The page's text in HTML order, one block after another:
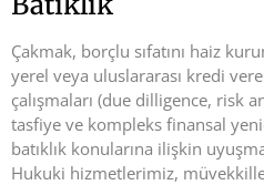
Çakmak, borçlu sıfatını haiz
yerel veya uluslararası kredi
çalışmaları (due dilligence, risk
tasfiye ve kompleks finansal
batıklık konularına ilişkin
Hukuki hizmetlerimiz,